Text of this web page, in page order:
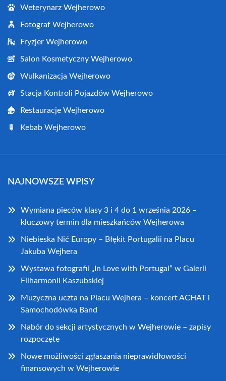
Weterynarz Wejherowo
Fotograf Wejherowo
Fryzjer Wejherowo
Salon Kosmetyczny Wejherowo
Wulkanizacja Wejherowo
Stacja Kontroli Pojazdów Wejherowo
Restauracje Wejherowo
Kebab Wejherowo
NAJNOWSZE WPISY
Wymiana pieców klasy 3 i 4 do 1 września 2026 –
kluczowy termin dla mieszkańców Wejherowa
Niebieska Nić Europy – Błękit Portugalii na Placu
Jakuba Wejhera
Wystawa fotografii „In Love with Portugal” w Galerii
Filharmonii Kaszubskiej
Muzyczna uczta na Placu Wejhera – koncert ACHAT i
Samochodówka Band
Nabór do sekcji artystycznych w Wejherowie – zapisy
rozpoczęte
Nowe możliwości zgłaszania nieprawidłowości
finansowych w Wejherowie